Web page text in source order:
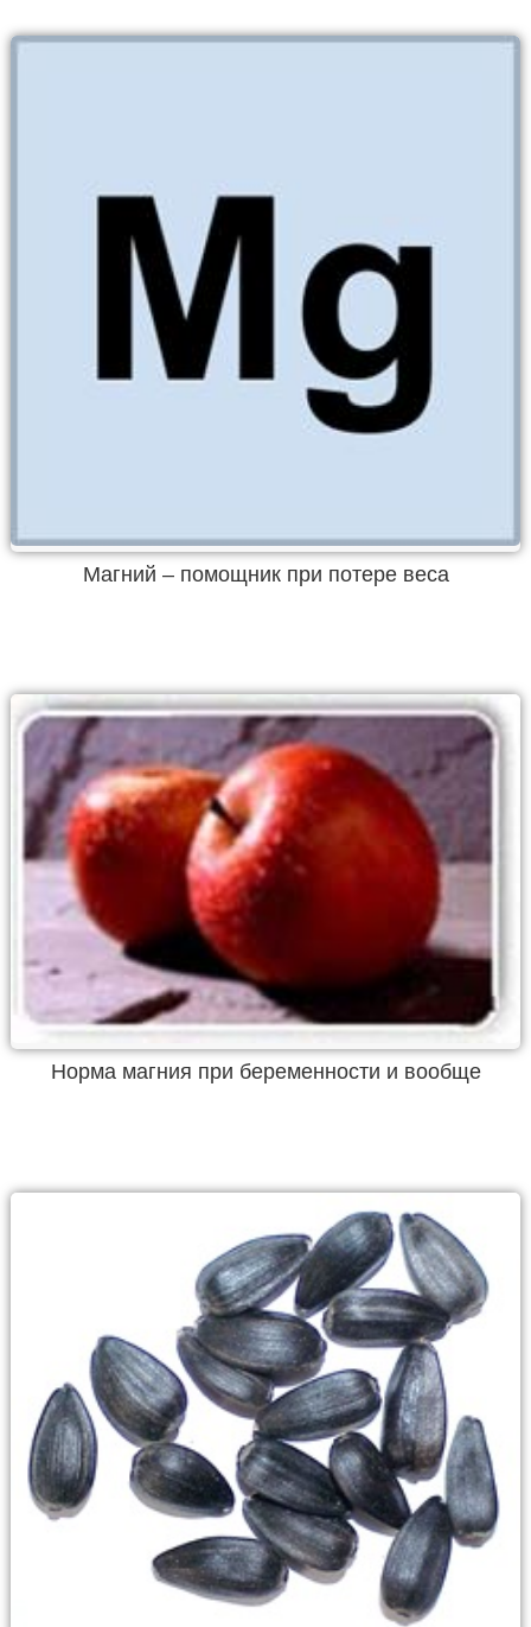
Магний – помощник при потере веса
Норма магния при беременности и вообще